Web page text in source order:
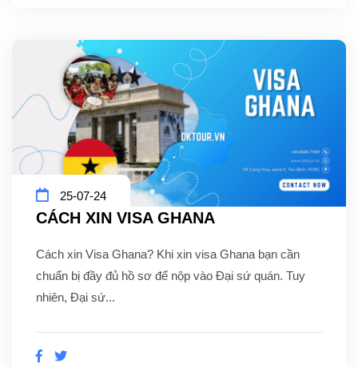
25-07-24
CÁCH XIN VISA GHANA
Cách xin Visa Ghana? Khi xin visa Ghana bạn cần
chuẩn bị đầy đủ hồ sơ để nộp vào Đại sứ quán. Tuy
nhiên, Đại sứ...